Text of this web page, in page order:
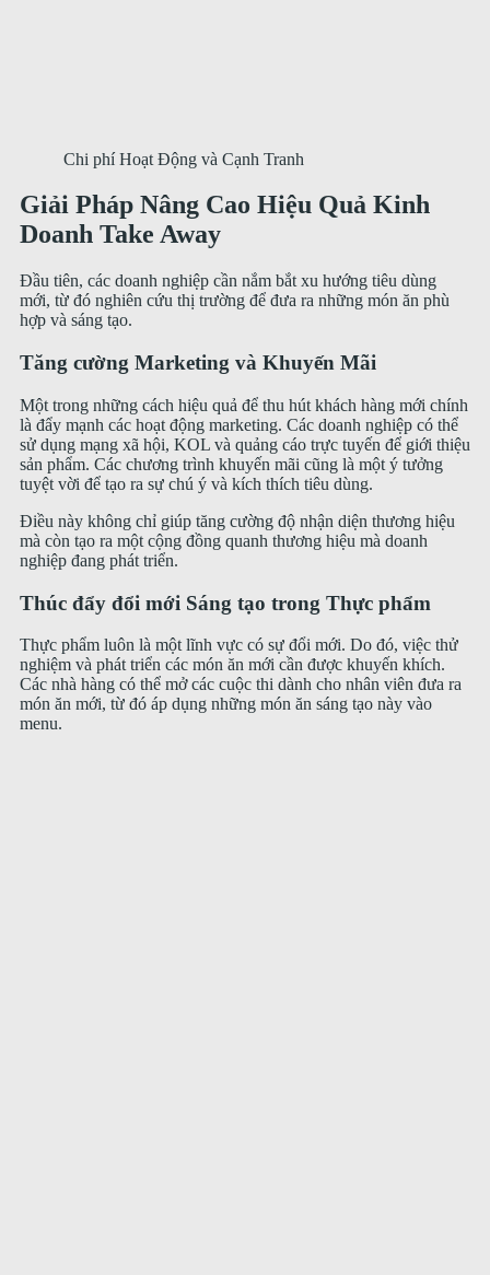
Chi phí Hoạt Động và Cạnh Tranh
Giải Pháp Nâng Cao Hiệu Quả Kinh
Doanh Take Away
Đầu tiên, các doanh nghiệp cần nắm bắt xu hướng tiêu dùng
mới, từ đó nghiên cứu thị trường để đưa ra những món ăn phù
hợp và sáng tạo.
Tăng cường Marketing và Khuyến Mãi
Một trong những cách hiệu quả để thu hút khách hàng mới chính
là đẩy mạnh các hoạt động marketing. Các doanh nghiệp có thể
sử dụng mạng xã hội, KOL và quảng cáo trực tuyến để giới thiệu
sản phẩm. Các chương trình khuyến mãi cũng là một ý tưởng
tuyệt vời để tạo ra sự chú ý và kích thích tiêu dùng.
Điều này không chỉ giúp tăng cường độ nhận diện thương hiệu
mà còn tạo ra một cộng đồng quanh thương hiệu mà doanh
nghiệp đang phát triển.
Thúc đẩy đổi mới Sáng tạo trong Thực phẩm
Thực phẩm luôn là một lĩnh vực có sự đổi mới. Do đó, việc thử
nghiệm và phát triển các món ăn mới cần được khuyến khích.
Các nhà hàng có thể mở các cuộc thi dành cho nhân viên đưa ra
món ăn mới, từ đó áp dụng những món ăn sáng tạo này vào
menu.